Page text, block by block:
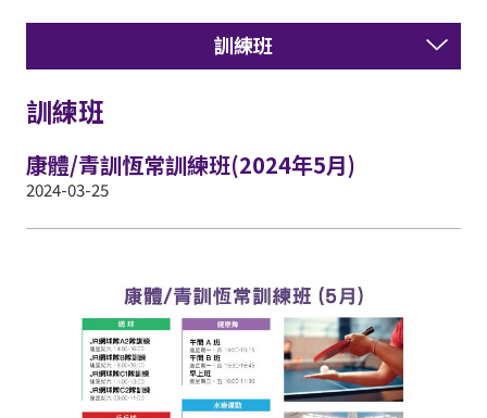
訓練班
訓練班
康體/青訓恆常訓練班(2024年5月)
2024-03-25